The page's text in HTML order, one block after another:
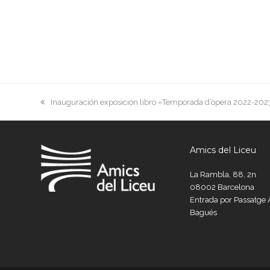
previous
Inauguración exposición libro «Temporada d’òpera 2022-
Amics del Liceu
La Rambla, 88, 2n
08002 Barcelona
Entrada por Passatge
Bagués